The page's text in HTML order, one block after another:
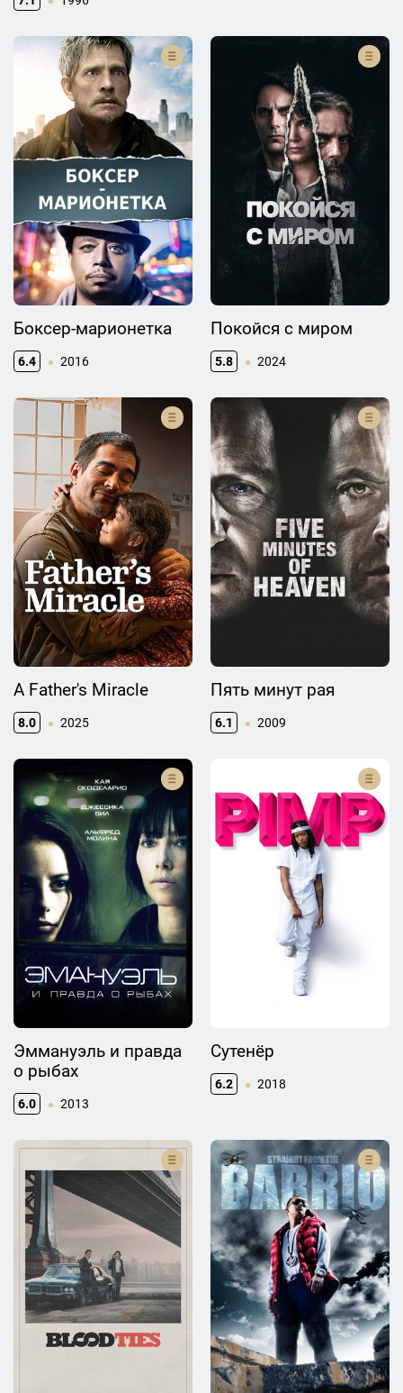
Боксер-марионетка
6.4 2016
Покойся с миром
5.8 2024
A Father's Miracle
8.0 2025
Пять минут рая
6.1 2009
Эммануэль и правда
о рыбах
6.0 2013
Сутенёр
6.2 2018